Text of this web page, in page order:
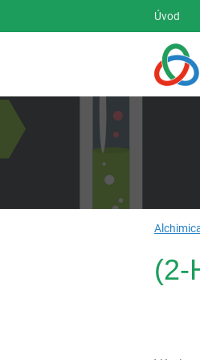
(2-
Úvod